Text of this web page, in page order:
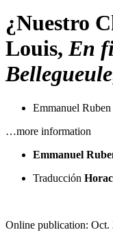
¿Nuestro
Louis, En
Bellegueule
Emmanuel Ruben
…more information
Emmanuel
Traducción
Online publication: Oct.